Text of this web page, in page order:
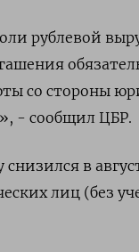
рублевой
со стороны
- сообщил ЦБР.
в
лиц (без